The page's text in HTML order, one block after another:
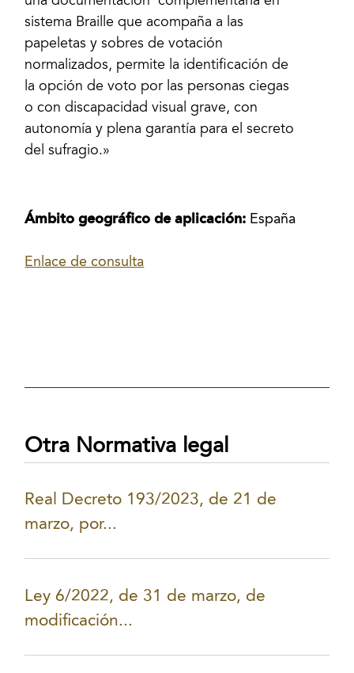
sistema Braille que acompaña a las
papeletas y sobres de votación
normalizados, permite la identificación de
la opción de voto por las personas ciegas
o con discapacidad visual grave, con
autonomía y plena garantía para el secreto
del sufragio.»
Ámbito geográfico de aplicación: España
Enlace de consulta
Otra Normativa legal
Real Decreto 193/2023, de 21 de
marzo, por...
Ley 6/2022, de 31 de marzo, de
modificación...